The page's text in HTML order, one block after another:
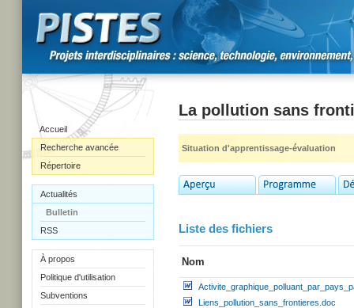
Accueil
Recherche avancée
Répertoire
Actualités
Bulletin
RSS
À propos
Politique d'utilisation
Subventions
La pollution sans
Situation d'apprentissage-évaluation
Liste des fichiers
Nom
Liens_pollution_sans_frontieres.doc